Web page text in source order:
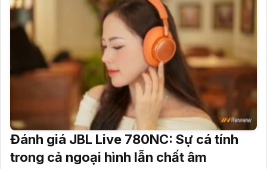
Đánh giá JBL Live 780NC: Sự cá tính
trong cả ngoại hình lẫn chất âm